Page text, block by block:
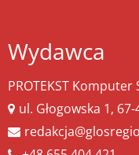
Wydawca
PROTEKST Komputer
ul. Głogowska 1,